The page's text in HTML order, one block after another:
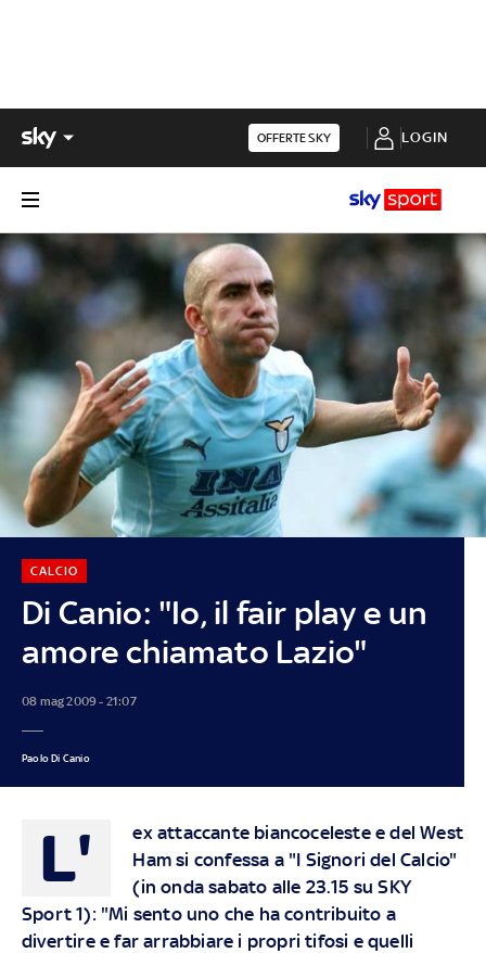
OFFERTE SKY LOGIN
Di Canio: "Io, il fair play e un
amore chiamato Lazio"
CALCIO
08 mag 2009 - 21:07
Paolo Di Canio
L'
ex attaccante biancoceleste e del West
Ham si confessa a "I Signori del Calcio"
(in onda sabato alle 23.15 su SKY
Sport 1): "Mi sento uno che ha contribuito a
divertire e far arrabbiare i propri tifosi e quelli